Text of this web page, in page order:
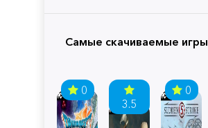
Самые скачиваемые игры
0
3.5
0